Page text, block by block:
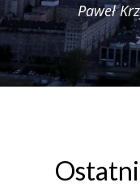
Paweł